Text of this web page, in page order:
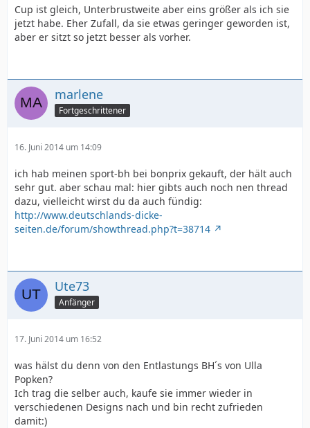
Cup ist gleich, Unterbrustweite aber eins größer als ich sie
jetzt habe. Eher Zufall, da sie etwas geringer geworden ist,
aber er sitzt so jetzt besser als vorher.
marlene
Fortgeschrittener
16. Juni 2014 um 14:09
ich hab meinen sport-bh bei bonprix gekauft, der hält auch
sehr gut. aber schau mal: hier gibts auch noch nen thread
dazu, vielleicht wirst du da auch fündig:
http://www.deutschlands-dicke-
seiten.de/forum/showthread.php?t=38714
Ute73
Anfänger
17. Juni 2014 um 16:52
was hälst du denn von den Entlastungs BH´s von Ulla
Popken?
Ich trag die selber auch, kaufe sie immer wieder in
verschiedenen Designs nach und bin recht zufrieden
damit:)